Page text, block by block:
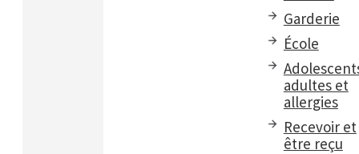
Garderie
École
adultes et
allergies
Recevoir et
être reçu